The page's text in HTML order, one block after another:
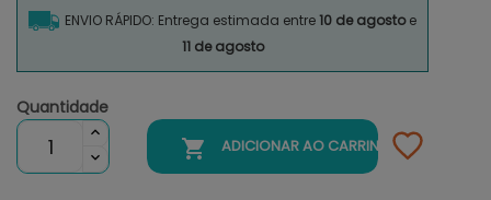
ENVIO RÁPIDO: Entrega estimada entre10 de agostoe
11 de agosto
Quantidade
 ADICIONAR AO CARRINHO